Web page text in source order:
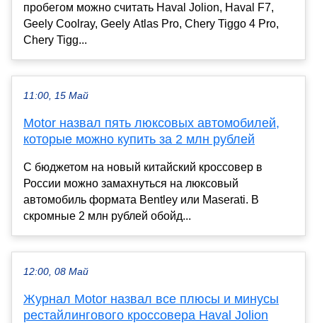
пробегом можно считать Haval Jolion, Haval F7,
Geely Coolray, Geely Atlas Pro, Chery Tiggo 4 Pro,
Chery Tigg...
11:00, 15 Май
Motor назвал пять люксовых автомобилей,
которые можно купить за 2 млн рублей
С бюджетом на новый китайский кроссовер в
России можно замахнуться на люксовый
автомобиль формата Bentley или Maserati. В
скромные 2 млн рублей обойд...
12:00, 08 Май
Журнал Motor назвал все плюсы и минусы
рестайлингового кроссовера Haval Jolion